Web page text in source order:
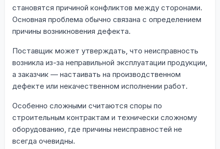
становятся причиной конфликтов между сторонами.
Основная проблема обычно связана с определением
причины возникновения дефекта.
Поставщик может утверждать, что неисправность
возникла из-за неправильной эксплуатации продукции,
а заказчик — настаивать на производственном
дефекте или некачественном исполнении работ.
Особенно сложными считаются споры по
строительным контрактам и технически сложному
оборудованию, где причины неисправностей не
всегда очевидны.